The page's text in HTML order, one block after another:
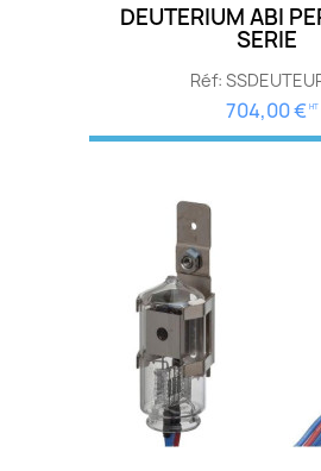
DEUTERIUM ABI
SERIE
Réf:
704,00 € HT